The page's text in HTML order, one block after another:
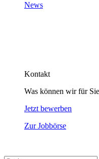
News
Kontakt
Was können wir für
Jetzt bewerben
Zur Jobbörse